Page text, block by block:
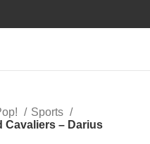
Sports
Cavaliers – Darius